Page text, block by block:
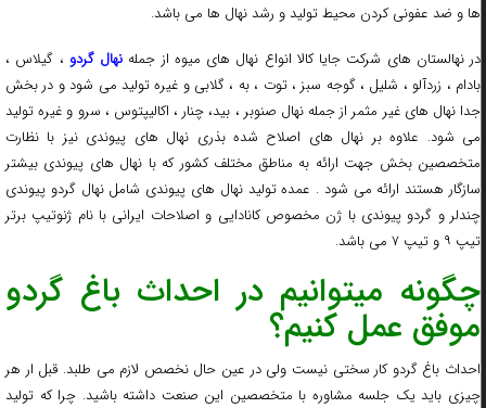
ها و ضد عفونی کردن محیط تولید و رشد نهال ها می باشد.
در نهالستان های شرکت جایا کالا انواع نهال های میوه از جمله نهال گردو، گیلاس ،
بادام ، زردآلو ، شلیل ، گوجه سبز ، توت ، به ، گلابی و غیره تولید می شود و در بخش
جدا نهال های غیر مثمر از جمله نهال صنوبر ، بید، چنار ، اکالیپتوس ، سرو و غیره تولید
می شود. علاوه بر نهال های اصلاح شده بذری نهال های پیوندی نیز با نظارت
متخصصین بخش جهت ارائه به مناطق مختلف کشور که با نهال های پیوندی بیشتر
سازگار هستند ارائه می شود . عمده تولید نهال های پیوندی شامل نهال گردو پیوندی
چندلر و گردو پیوندی با ژن مخصوص کانادایی و اصلاحات ایرانی با نام ژنوتیپ برتر
تیپ ۹ و تیپ ۷ می باشد.
چگونه میتوانیم در احداث باغ گردو
موفق عمل کنیم؟
احداث باغ گردو کار سختی نیست ولی در عین حال نخصص لازم می طلبد. قبل ار هر
چیزی باید یک جلسه مشاوره با متخصصین این صنعت داشته باشید. چرا که تولید